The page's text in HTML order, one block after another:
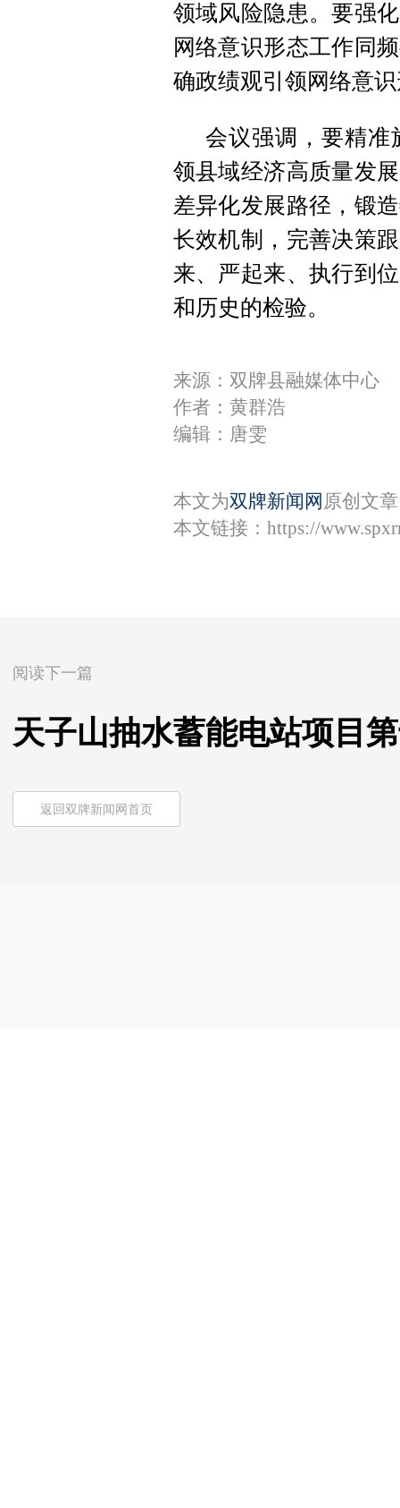
领域风险隐患。要强
网络意识形态工作同
确政绩观引领网络意
会议强调，要精准
领县域经济高质量发
差异化发展路径，锻
长效机制，完善决策
来、严起来、执行到
和历史的检验。
来源：双牌县融媒体中心
作者：黄群浩
编辑：唐雯
本文为双牌新闻网 原创文
本文链接： https://
阅读下一篇
天子山抽水蓄能电站项目
返回双牌新闻网首页